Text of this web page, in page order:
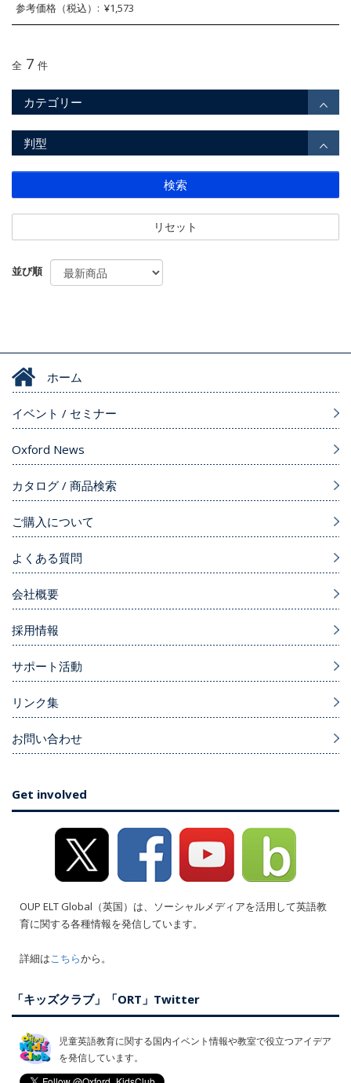
参考価格（税込）: ¥1,573
全 7 件
カテゴリー
判型
検索
リセット
並び順
ホーム
イベント / セミナー
Oxford News
カタログ / 商品検索
ご購入について
よくある質問
会社概要
採用情報
サポート活動
リンク集
お問い合わせ
Get involved
OUP ELT Global（英国）は、ソーシャルメディアを活用して英語教
育に関する各種情報を発信しています。
詳細はこちらから。
「キッズクラブ」「ORT」Twitter
児童英語教育に関する国内イベント情報や教室で役立つアイデア
を発信しています。